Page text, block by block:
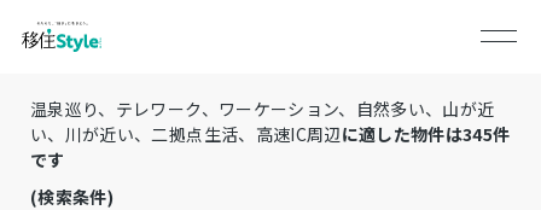
温泉巡り、テレワーク、ワーケーション、自然多い、山が近
い、川が近い、二拠点生活、高速IC周辺に適した物件は345件
です
(検索条件)